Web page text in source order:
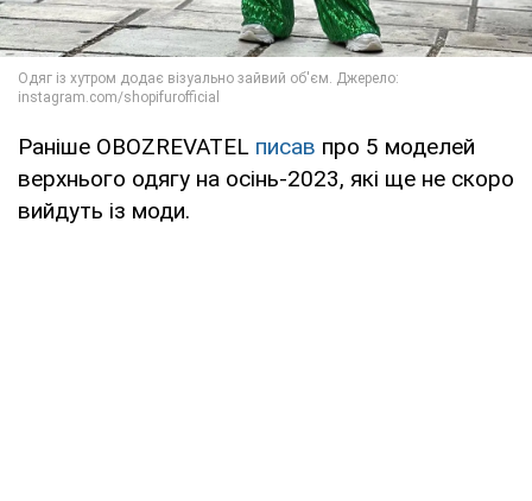
Раніше OBOZREVATEL писав про 5 моделей
верхнього одягу на осінь-2023, які ще не скоро
вийдуть із моди.